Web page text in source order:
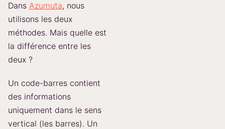
Dans Azumuta, nous
utilisons les deux
méthodes. Mais quelle est
la différence entre les
deux ?
Un code-barres contient
des informations
uniquement dans le sens
vertical (les barres). Un